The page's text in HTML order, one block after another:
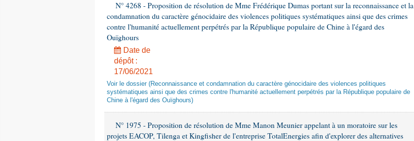
N° 4268 - Proposition de résolution de Mme Frédérique Dumas portant sur la reconnaissance et la
condamnation du caractère génocidaire des violences politiques systématiques ainsi que des crimes
contre l'humanité actuellement perpétrés par la République populaire de Chine à l'égard des
Ouïghours
Date de
dépôt :
17/06/2021
Voir le dossier (Reconnaissance et condamnation du caractère génocidaire des violences politiques
systématiques ainsi que des crimes contre l'humanité actuellement perpétrés par la République populaire de
Chine à l'égard des Ouïghours)
N° 1975 - Proposition de résolution de Mme Manon Meunier appelant à un moratoire sur les
projets EACOP, Tilenga et Kingfisher de l'entreprise TotalEnergies afin d'explorer des alternatives